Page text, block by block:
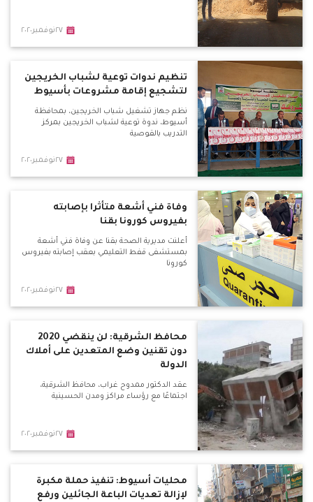
٢٧نوفمبر٢٠٢٠
تنظيم ندوات توعية لشباب الخريجين
لتشجيع إقامة مشروعات بأسيوط
نظم جهاز تشغيل شباب الخريجين، بمحافظة
أسيوط، ندوة توعية لشباب الخريجين بمركز
التدريب بالقوصية
٢٧نوفمبر٢٠٢٠
وفاة فني أشعة متأثرا بإصابته
بفيروس كورونا بقنا
أعلنت مديرية الصحة بقنا عن وفاة فني أشعة
بمستشفى قفط التعليمي بعقب إصابته بفيروس
كورونا
٢٧نوفمبر٢٠٢٠
محافظ الشرقية: لن ينقضي 2020
دون تقنين وضع المتعدين على أملاك
الدولة
عقد الدكتور ممدوح غراب، محافظ الشرقية،
اجتماعًا مع رؤساء مراكز ومدن الحسينية
٢٧نوفمبر٢٠٢٠
محليات أسيوط: تنفيذ حملة مكبرة
لإزالة تعديات الباعة الجائلين ورفع